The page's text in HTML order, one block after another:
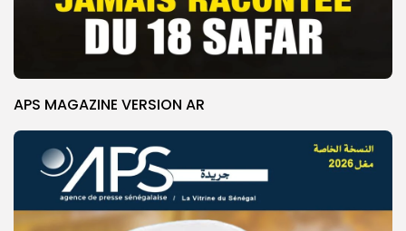
APS MAGAZINE VERSION AR